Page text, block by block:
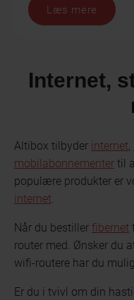
Læs mere
Internet,
Altibox tilbyder internet,
mobilabonnementer til
populære produkter er
internet.
Når du bestiller fibernet
router med. Ønsker du
wifi-routere har du
Er du i tvivl om din